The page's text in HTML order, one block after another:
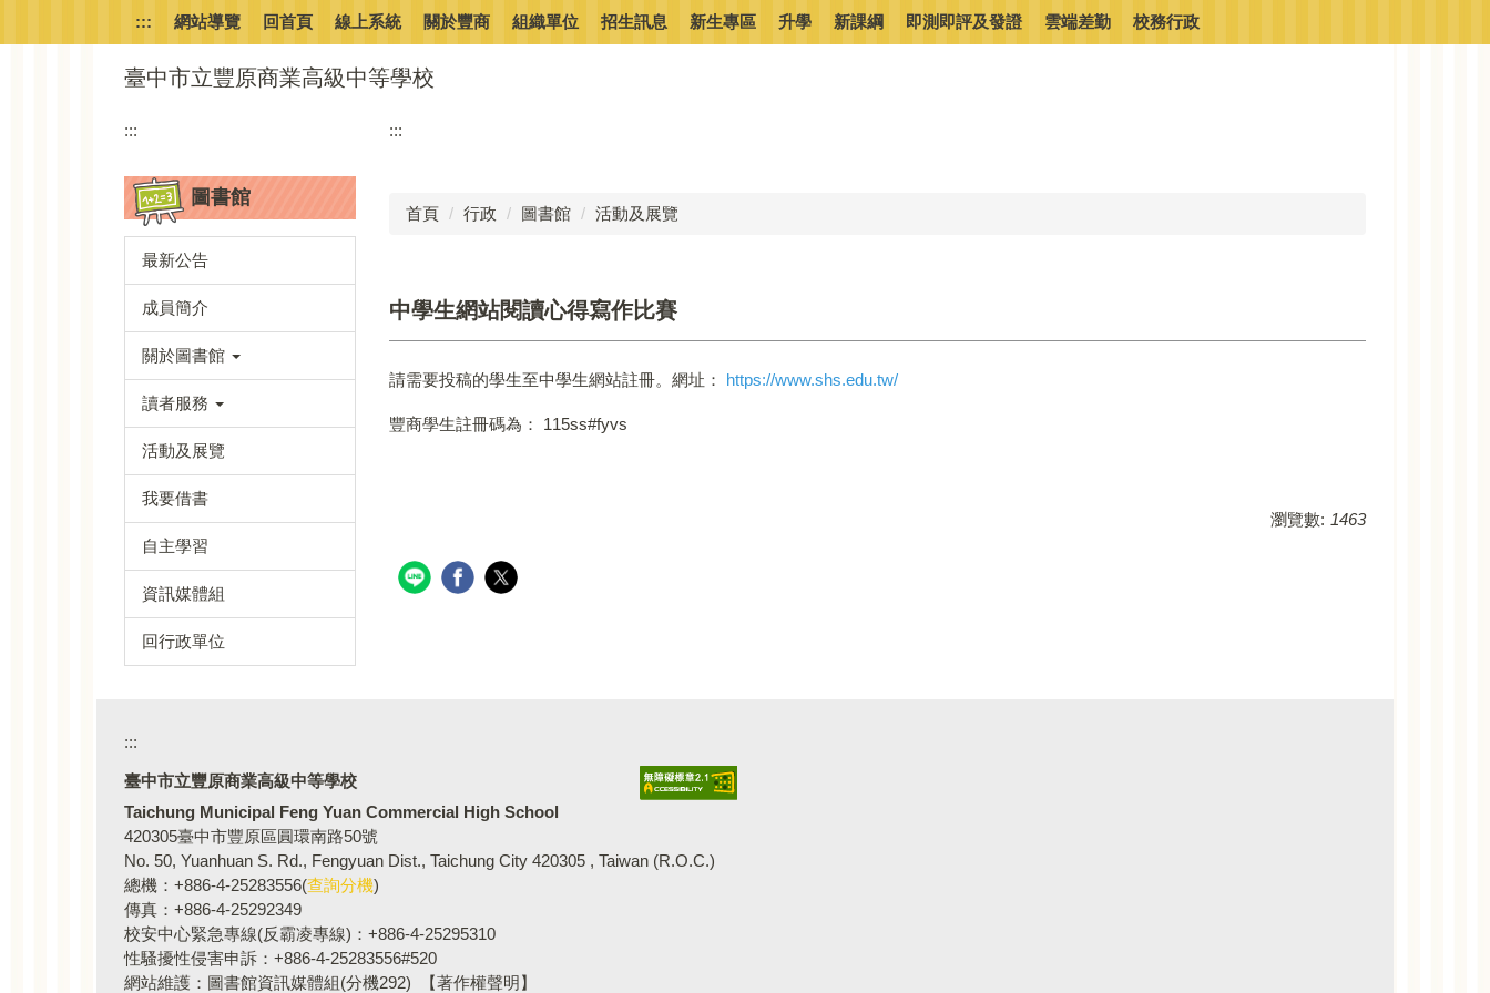
到
臺中市立豐原商業高級中等學校
::: 網站導覽 回首頁 線上系統 關於豐商 組織單位 招生訊息 新生專區 升學 新課綱 即測即評及發證 雲端差勤 校務行政
:::
圖書館
最新公告
成員簡介
關於圖書館
讀者服務
活動及展覽
我要借書
自主學習
資訊媒體組
回行政單位
:::
首頁 行政 圖書館 活動及展覽
中學生網站閱讀心得寫作比賽
請需要投稿的學生至中學生網站註冊。網址： https://www.shs.edu.tw/
豐商學生註冊碼為： 115ss#fyvs
瀏覽數: 1463
:::
臺中市立豐原商業高級中等學校
Taichung Municipal Feng Yuan Commercial High School
420305臺中市豐原區圓環南路50號
No. 50, Yuanhuan S. Rd., Fengyuan Dist., Taichung City 420305 , Taiwan (R.O.C.)
總機：+886-4-25283556(查詢分機)
傳真：+886-4-25292349
校安中心緊急專線(反霸凌專線)：+886-4-25295310
性騷擾性侵害申訴：+886-4-25283556#520
網站維護：圖書館資訊媒體組(分機292)
【著作權聲明】